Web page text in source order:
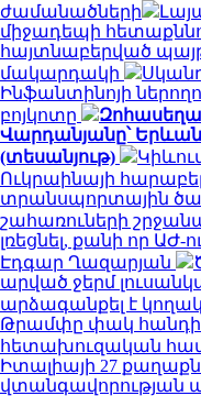
ժամանածների
միջադեպի
հայտնաբերված
մակարդակի
Ինֆանտինոյի
բոյկոտը
Վարդանյանը՝
(տեսանյութ)
Ուկրաինայի
տրանսպորտային
շահառուների
լռեցնել, քանի որ ԱԺ-
Էդգար Ղազարյան
արված ջերմ
արձագանքել է
Թրամփը փակ
հետախուզական
Իտալիայի 27
վտանգավորության